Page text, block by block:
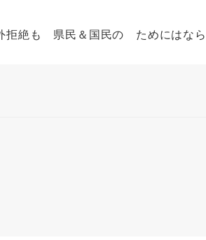
絶も 県民＆国民の ためにはな